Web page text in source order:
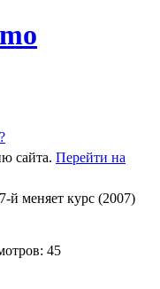
сайта. Перейти на
й меняет курс (2007)
45